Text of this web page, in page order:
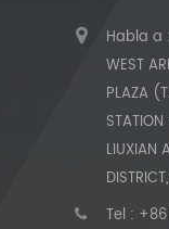
Habla a :
WEST
PLAZA
LIUXIAN
Tel :